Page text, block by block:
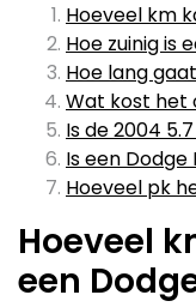
Hoeveel km
Hoe zuinig is
Hoe lang
Wat kost het
Is de 2004
Is een
Hoeveel pk
Hoeveel
een